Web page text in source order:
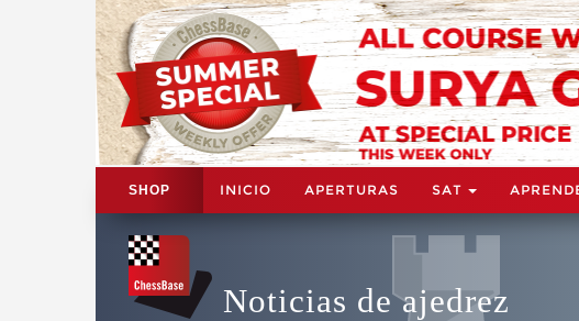
SHOP INICIO APERTURAS SAT
Noticias de ajedrez